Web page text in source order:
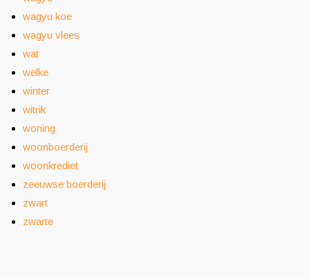
wagyu koe
wagyu vlees
wat
welke
winter
witrik
woning
woonboerderij
woonkrediet
zeeuwse boerderij
zwart
zwarte